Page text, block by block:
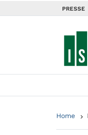
PRESSE
Home